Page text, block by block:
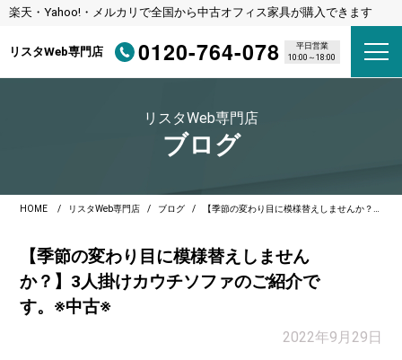
楽天・Yahoo!・メルカリで全国から中古オフィス家具が購入できます
リスタWeb専門店 0120-764-078
平日営業
10:00～18:00
リスタWeb専門店
ブログ
HOME リスタWeb専門店 ブログ 【季節の変わり目に模様替えしませんか？】3人掛けカウチソファのご紹介です。※中古※
【季節の変わり目に模様替えしません
か？】3人掛けカウチソファのご紹介で
す。※中古※
2022年9月29日